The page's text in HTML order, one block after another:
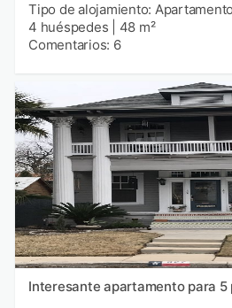
Tipo de alojamiento: Apartamento
4 huéspedes
48 m²
Comentarios: 6
Interesante apartamento para 5